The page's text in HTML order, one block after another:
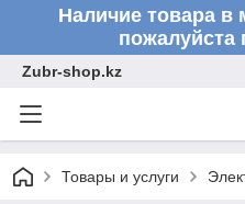
Наличие товара в
пожалуйста
Zubr-shop.kz
Товары и услуги